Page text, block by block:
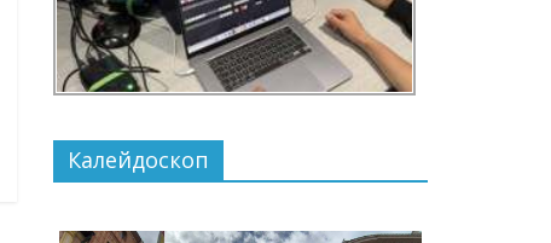
Калейдоскоп